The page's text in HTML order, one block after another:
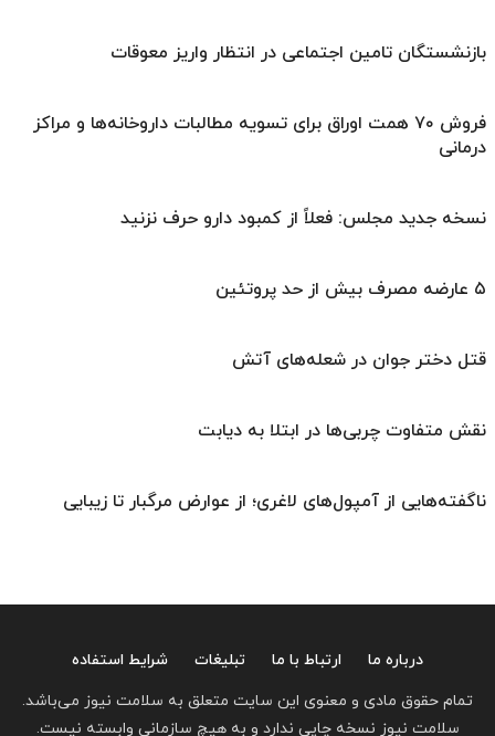
بازنشستگان تامین اجتماعی در انتظار واریز معوقات
فروش ۷۰ همت اوراق برای تسویه مطالبات داروخانه‌ها و مراکز
درمانی
نسخه جدید مجلس: فعلاً از کمبود دارو حرف نزنید
۵ عارضه مصرف بیش از حد پروتئین
قتل دختر جوان در شعله‌های آتش
نقش متفاوت چربی‌ها در ابتلا به دیابت
ناگفته‌هایی از آمپول‌های لاغری؛ از عوارض مرگبار تا زیبایی
درباره ما ارتباط با ما تبلیغات
شرایط استفاده
تمام حقوق مادی و معنوی این سایت متعلق به سلامت نیوز می‌باشد.
سلامت نیوز نسخه چاپی ندارد و به هیچ سازمانی وابسته نیست.